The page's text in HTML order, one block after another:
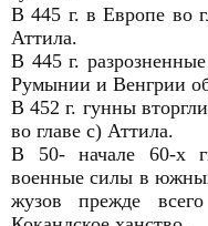
В 445 г. в Европе во
Аттила.
В 445 г.
Румынии и Венгрии
В 452 г. гунны
во главе с) Аттила.
В 50- начале 60-х
военные силы в
жузов прежде